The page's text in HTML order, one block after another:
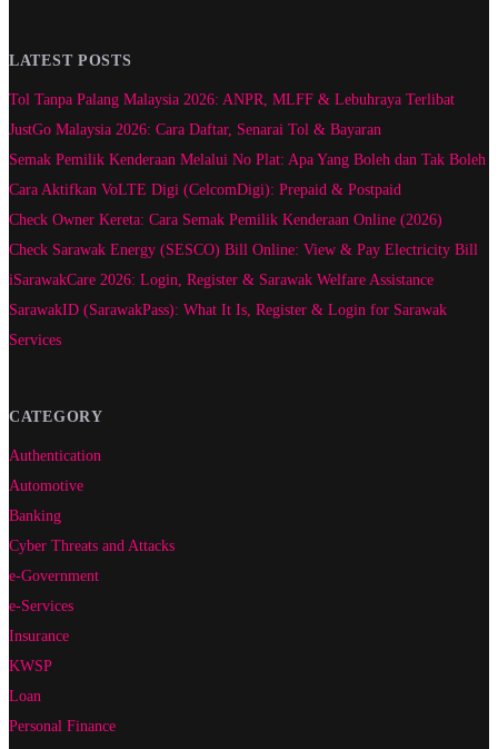
LATEST POSTS
Tol Tanpa Palang Malaysia 2026: ANPR, MLFF & Lebuhraya Terlibat
JustGo Malaysia 2026: Cara Daftar, Senarai Tol & Bayaran
Semak Pemilik Kenderaan Melalui No Plat: Apa Yang Boleh dan Tak Boleh
Cara Aktifkan VoLTE Digi (CelcomDigi): Prepaid & Postpaid
Check Owner Kereta: Cara Semak Pemilik Kenderaan Online (2026)
Check Sarawak Energy (SESCO) Bill Online: View & Pay Electricity Bill
iSarawakCare 2026: Login, Register & Sarawak Welfare Assistance
SarawakID (SarawakPass): What It Is, Register & Login for Sarawak
Services
CATEGORY
Authentication
Automotive
Banking
Cyber Threats and Attacks
e-Government
e-Services
Insurance
KWSP
Loan
Personal Finance